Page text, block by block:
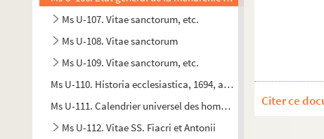
Ms U-107. Vitae sanctorum, etc.
Ms U-108. Vitae sanctorum
Ms U-109. Vitae sanctorum, etc.
Ms U-110. Historia ecclesiastica, 1694, authore D. Mansel,
Ms U-111. Calendrier universel des hommes qui se sont
Ms U-112. Vitae SS. Fiacri et Antonii
Citer ce